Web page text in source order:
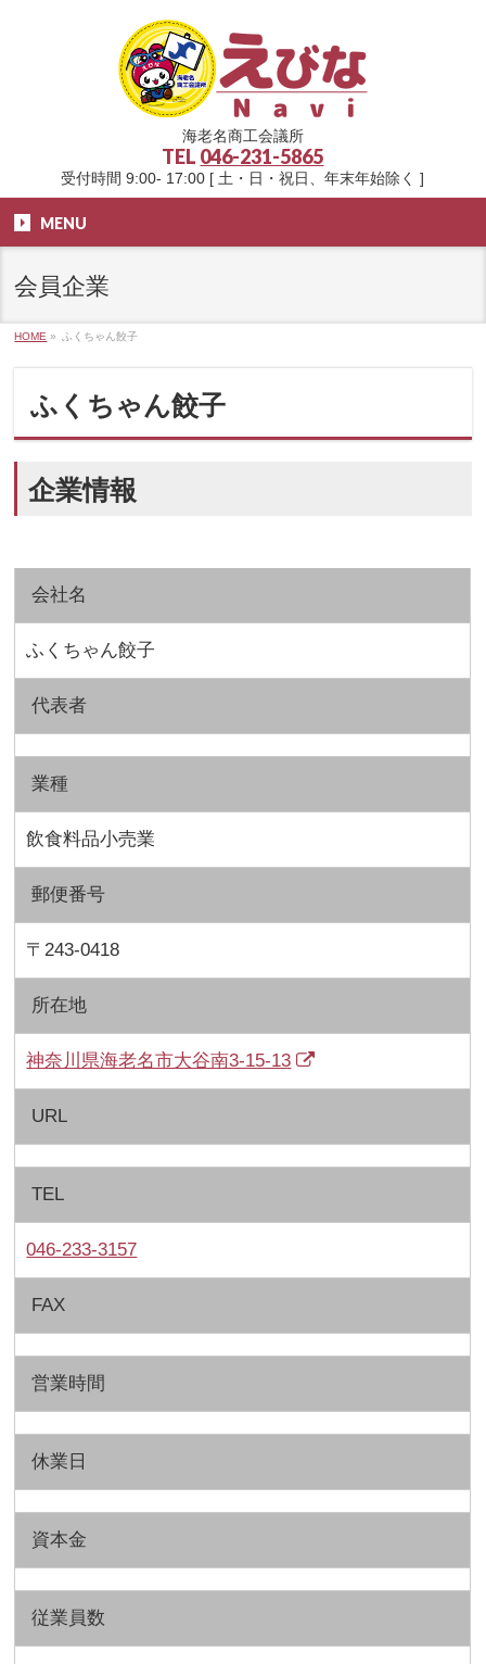
海老名商工会議所
TEL 046-231-5865
受付時間 9:00- 17:00 [ 土・日・祝日、年末年始除く ]
MENU
会員企業
HOME » ふくちゃん餃子
ふくちゃん餃子
企業情報
会社名
ふくちゃん餃子
代表者
業種
飲食料品小売業
郵便番号
〒243-0418
所在地
神奈川県海老名市大谷南3-15-13
URL
TEL
046-233-3157
FAX
営業時間
休業日
資本金
従業員数